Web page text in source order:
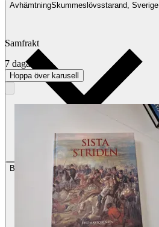
AvhämtningSkummeslövsstarand, Sverige
Betalning Via Tradera
Samfrakt
7 dagar
Hoppa över karusell